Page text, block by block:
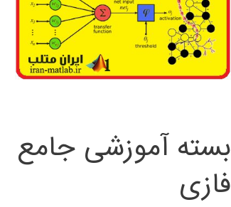
بسته آموزشی جامع
فازی